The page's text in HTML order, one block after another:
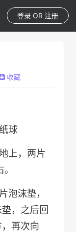
登录 OR 注册
收藏
球
上，两片
泡沫垫，
，之后回
再次向